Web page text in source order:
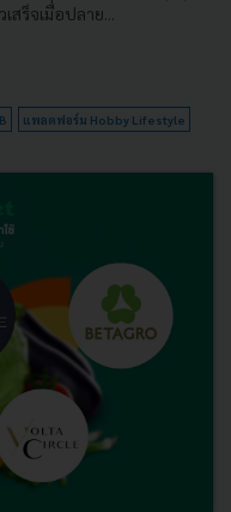
สร็จเมื่อปลาย...
แพลตฟอร์ม Hobby Lifestyle